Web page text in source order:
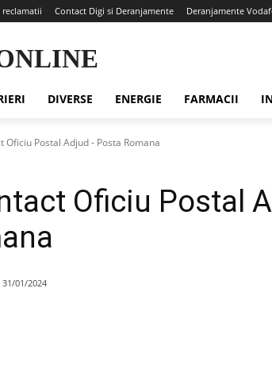
reclamatii Contact Digi si Deranjamente Deranjamente
DIVERSE ENERGIE FARMACII
Oficiu Postal Adjud - Posta Romana
Oficiu Postal
31/01/2024